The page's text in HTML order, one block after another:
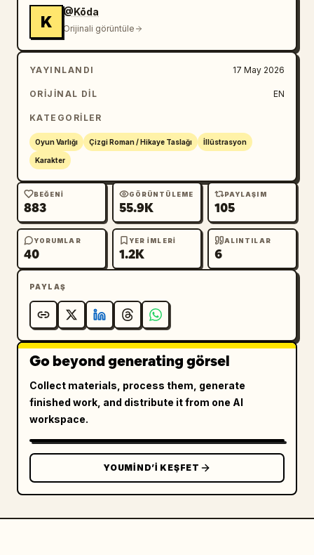
K
@Kōda
Orijinali görüntüle
YAYINLANDI 17 May 2026
ORIJINAL DIL EN
KATEGORILER
Oyun Varlığı Çizgi Roman / Hikaye Taslağı İllüstrasyon
Karakter
BEĞENI
883
GÖRÜNTÜLEME
55.9K
PAYLAŞIM
105
YORUMLAR
40
YER IMLERI
1.2K
ALINTILAR
6
PAYLAŞ
Go beyond generating görsel
Collect materials, process them, generate
finished work, and distribute it from one AI
workspace.
YOUMIND’I KEŞFET